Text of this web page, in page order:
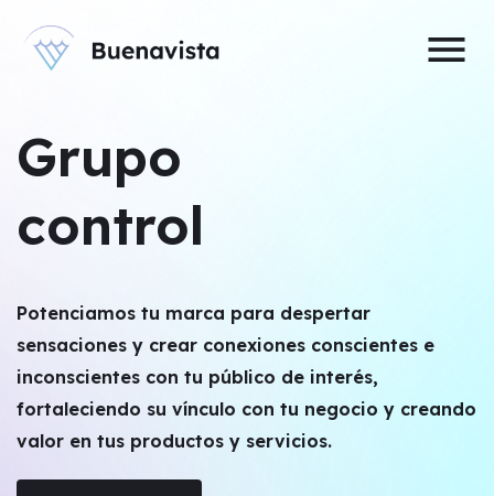
menu
Grupo
control
Potenciamos tu marca para despertar
sensaciones y crear conexiones conscientes e
inconscientes con tu público de interés,
fortaleciendo su vínculo con tu negocio y creando
valor en tus productos y servicios.